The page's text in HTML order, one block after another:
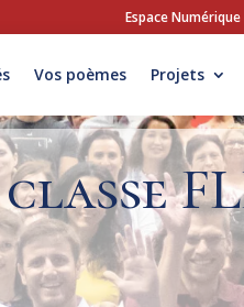
Espace Numérique
Vos poèmes Projets